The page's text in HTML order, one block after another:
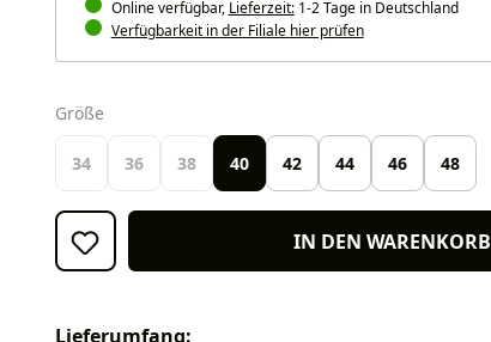
Online verfügbar, Lieferzeit:1-2 Tage in Deutschland
Verfügbarkeit in der Filiale hier prüfen
Größeauswählen
34 36 38 40 42 44 46 48
IN DEN WARENKORB
Lieferumfang: